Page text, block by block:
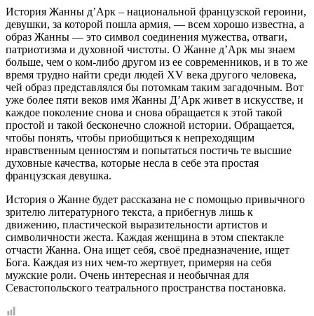
История Жанны д’Арк – национальной французской героини,
девушки, за которой пошла армия, — всем хорошо известна, а
образ Жанны — это символ соединения мужества, отваги,
патриотизма и духовной чистоты. О Жанне д’Арк мы знаем
больше, чем о ком-либо другом из ее современников, и в то же
время трудно найти среди людей XV века другого человека,
чей образ представлялся бы потомкам таким загадочным. Вот
уже более пяти веков имя Жанны Д’Арк живет в искусстве, и
каждое поколение снова и снова обращается к этой такой
простой и такой бесконечно сложной истории. Обращается,
чтобы понять, чтобы приобщиться к непреходящим
нравственным ценностям и попытаться постичь те высшие
духовные качества, которые несла в себе эта простая
французская девушка.
История о Жанне будет рассказана не с помощью привычного
зрителю литературного текста, а прибегнув лишь к
движению, пластической выразительности артистов и
символичности жеста. Каждая женщина в этом спектакле
отчасти Жанна. Она ищет себя, своё предназначение, ищет
Бога. Каждая из них чем-то жертвует, примеряя на себя
мужские роли. Очень интересная и необычная для
Севастопольского театрального пространства постановка.